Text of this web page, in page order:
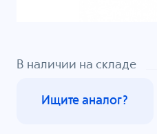
В наличии на складе
Ищите аналог?